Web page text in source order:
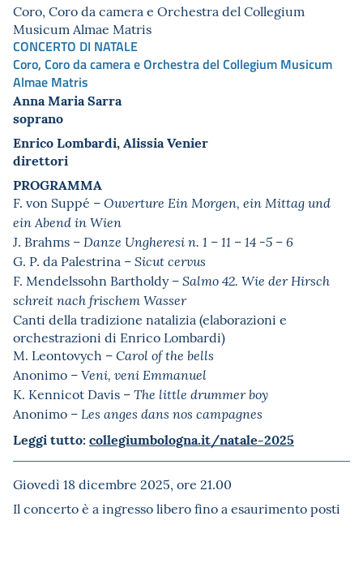
Coro, Coro da camera e Orchestra del Collegium
Musicum Almae Matris
CONCERTO DI NATALE
Coro, Coro da camera e Orchestra del Collegium Musicum
Almae Matris
Anna Maria Sarra
soprano
Enrico Lombardi, Alissia Venier
direttori
PROGRAMMA
F. von Suppé –Ouverture Ein Morgen, ein Mittag und
ein Abend in Wien
J. Brahms –Danze Ungheresi n. 1 – 11 – 14 -5 – 6
G. P. da Palestrina –Sicut cervus
F. Mendelssohn Bartholdy –Salmo 42. Wie der Hirsch
schreit nach frischem Wasser
Canti della tradizione natalizia (elaborazioni e
orchestrazioni di Enrico Lombardi)
M. Leontovych –Carol of the bells
Anonimo –Veni, veni Emmanuel
K. Kennicot Davis –The little drummer boy
Anonimo –Les anges dans nos campagnes
Leggi tutto: collegiumbologna.it/natale-2025
Giovedì 18 dicembre 2025, ore 21.00
Il concerto è a ingresso libero fino a esaurimento posti